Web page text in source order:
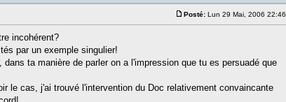
Posté: Lun 29 Mai, 2006 22:46
incohérent?
par un exemple singulier!
ta manière de parler on a l'impression que tu es persuadé que
le cas, j'ai trouvé l'intervention du Doc relativement convaincante